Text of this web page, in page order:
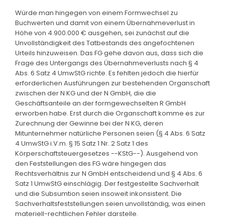
Würde man hingegen von einem Formwechsel zu
Buchwerten und damit von einem Übernahmeverlust in
Höhe von 4.900.000 € ausgehen, sei zunächst auf die
Unvollständigkeit des Tatbestands des angefochtenen
Urteils hinzuweisen. Das FG gehe davon aus, dass sich die
Frage des Untergangs des Übernahmeverlusts nach § 4
Abs. 6 Satz 4 UmwStG richte. Es fehlten jedoch die hierfür
erforderlichen Ausführungen zur bestehenden Organschaft
zwischen der N KG und der N GmbH, die die
Geschäftsanteile an der formgewechselten R GmbH
erworben habe. Erst durch die Organschaft komme es zur
Zurechnung der Gewinne bei der N KG, deren
Mitunternehmer natürliche Personen seien (§ 4 Abs. 6 Satz
4 UmwStG i.V.m. § 15 Satz 1 Nr. 2 Satz 1 des
Körperschaftsteuergesetzes --KStG--). Ausgehend von
den Feststellungen des FG wäre hingegen das
Rechtsverhältnis zur N GmbH entscheidend und § 4 Abs. 6
Satz 1 UmwStG einschlägig. Der festgestellte Sachverhalt
und die Subsumtion seien insoweit inkonsistent. Die
Sachverhaltsfeststellungen seien unvollständig, was einen
materiell-rechtlichen Fehler darstelle.